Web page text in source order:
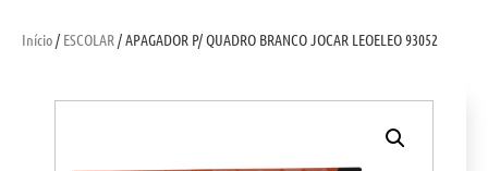
Início/ ESCOLAR/ APAGADOR P/ QUADRO BRANCO JOCAR LEOELEO 93052